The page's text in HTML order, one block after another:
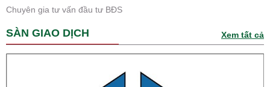
Chuyên gia tư vấn đầu tư BĐS
SÀN GIAO DỊCH Xem tất cả